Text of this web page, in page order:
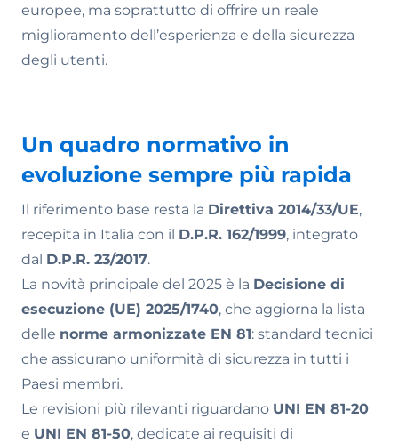
europee, ma soprattutto di offrire un reale
miglioramento dell’esperienza e della sicurezza
degli utenti.
Un quadro normativo in
evoluzione sempre più rapida
Il riferimento base resta la Direttiva 2014/33/UE,
recepita in Italia con il D.P.R. 162/1999, integrato
dal D.P.R. 23/2017.
La novità principale del 2025 è la Decisione di
esecuzione (UE) 2025/1740, che aggiorna la lista
delle norme armonizzate EN 81: standard tecnici
che assicurano uniformità di sicurezza in tutti i
Paesi membri.
Le revisioni più rilevanti riguardano UNI EN 81-20
e UNI EN 81-50, dedicate ai requisiti di